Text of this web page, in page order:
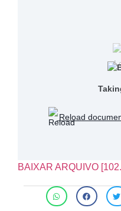
Reload
BAIXAR ARQUIVO